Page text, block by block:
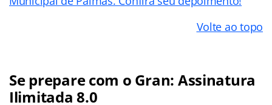
Volte ao topo
Se prepare com o Gran: Assinatura
Ilimitada 8.0